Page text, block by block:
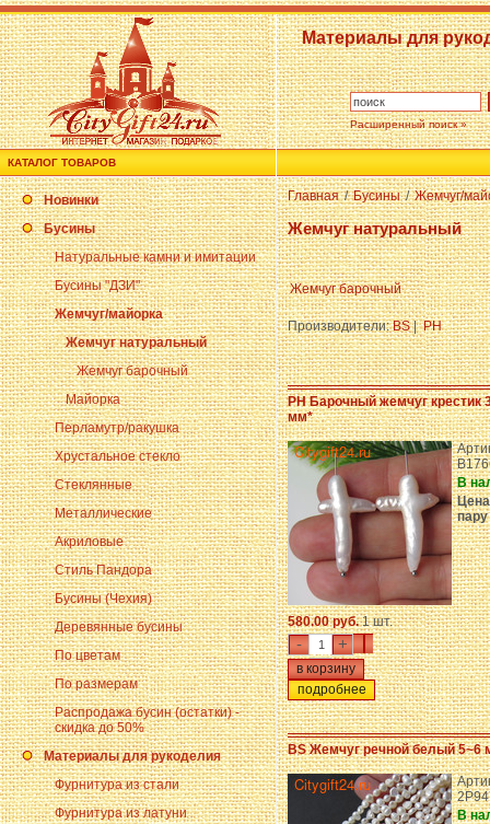
Материалы для
Расширенный поиск »
КАТАЛОГ ТОВАРОВ
Новинки
Бусины
Натуральные камни и имитации
Бусины "ДЗИ"
Жемчуг/майорка
Жемчуг натуральный
Жемчуг барочный
Майорка
Перламутр/ракушка
Хрустальное стекло
Стеклянные
Металлические
Акриловые
Стиль Пандора
Бусины (Чехия)
Деревянные бусины
По цветам
По размерам
Распродажа бусин (остатки) -
скидка до 50%
Материалы для рукоделия
Фурнитура из стали
Фурнитура из латуни
Главная / Бусины / Жемчуг/
Жемчуг натуральный
Жемчуг барочный
Производители:BS| PH
PH Барочный жемчуг крестик
мм*
В
пару
580.00 руб.1 шт.
- +
подробнее
BS Жемчуг речной белый 5~6
В